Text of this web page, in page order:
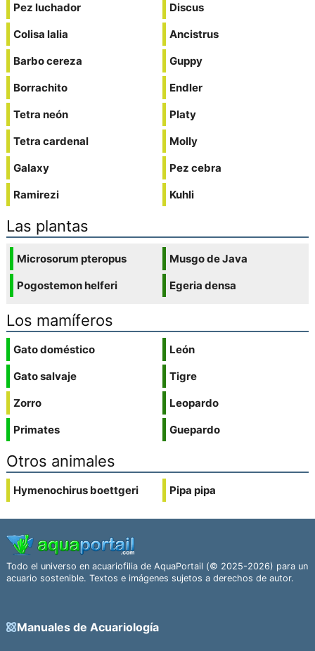
Pez luchador
Colisa lalia
Barbo cereza
Borrachito
Tetra neón
Tetra cardenal
Galaxy
Ramirezi
Discus
Ancistrus
Guppy
Endler
Platy
Molly
Pez cebra
Kuhli
Las plantas
Microsorum pteropus
Pogostemon helferi
Musgo de Java
Egeria densa
Los mamíferos
Gato doméstico
Gato salvaje
Zorro
Primates
León
Tigre
Leopardo
Guepardo
Otros animales
Hymenochirus boettgeri Pipa pipa
Todo el universo en acuariofilia de AquaPortail (© 2025-2026) para un
acuario sostenible. Textos e imágenes sujetos a derechos de autor.
Manuales de Acuariología